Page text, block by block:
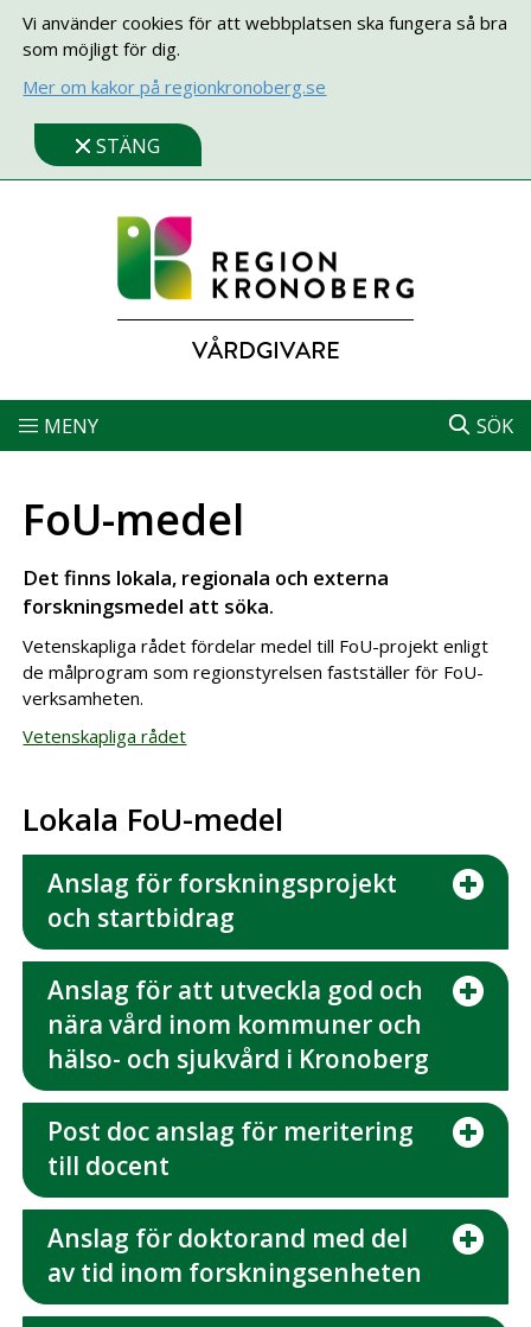
Vi använder cookies för att webbplatsen ska fungera så bra
som möjligt för dig.
Mer om kakor på regionkronoberg.se
STÄNG
VÅRDGIVARE
MENY SÖK
FoU-medel
Det finns lokala, regionala och externa
forskningsmedel att söka.
Vetenskapliga rådet fördelar medel till FoU-projekt enligt
de målprogram som regionstyrelsen fastställer för FoU-
verksamheten.
Vetenskapliga rådet
Lokala FoU-medel
Anslag för forskningsprojekt
och startbidrag
Anslag för att utveckla god och
nära vård inom kommuner och
hälso- och sjukvård i Kronoberg
Post doc anslag för meritering
till docent
Anslag för doktorand med del
av tid inom forskningsenheten